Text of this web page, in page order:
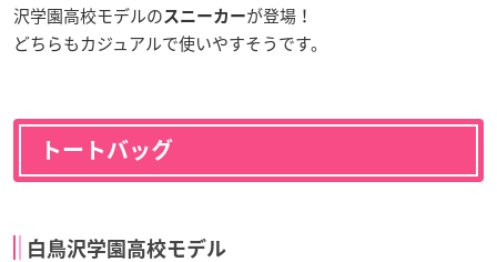
沢学園高校モデルの スニーカーが登場！
どちらもカジュアルで使いやすそうです。
トートバッグ
白鳥沢学園高校モデル